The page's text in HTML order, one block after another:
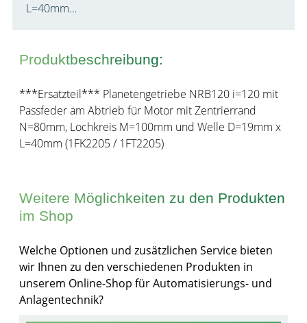
L=40mm…
Produktbeschreibung:
***Ersatzteil*** Planetengetriebe NRB120 i=120 mit
Passfeder am Abtrieb für Motor mit Zentrierrand
N=80mm, Lochkreis M=100mm und Welle D=19mm x
L=40mm (1FK2205 / 1FT2205)
Weitere Möglichkeiten zu den Produkten
im Shop
Welche Optionen und zusätzlichen Service bieten
wir Ihnen zu den verschiedenen Produkten in
unserem Online-Shop für Automatisierungs- und
Anlagentechnik?